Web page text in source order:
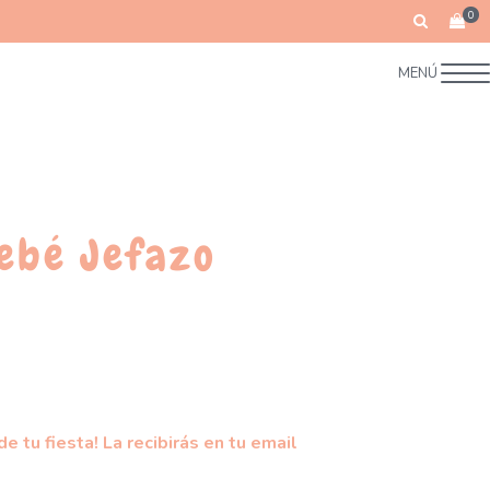
0
MENÚ
Jefazo
tu fiesta! La recibirás en tu email